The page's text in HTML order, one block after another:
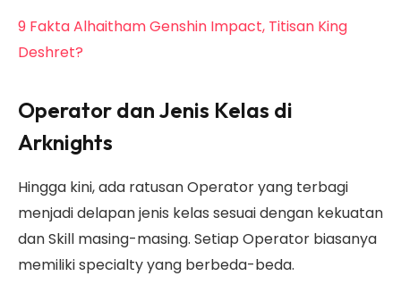
9 Fakta Alhaitham Genshin Impact, Titisan King
Deshret?
Operator dan Jenis Kelas di
Arknights
Hingga kini, ada ratusan Operator yang terbagi
menjadi delapan jenis kelas sesuai dengan kekuatan
dan Skill masing-masing. Setiap Operator biasanya
memiliki specialty yang berbeda-beda.